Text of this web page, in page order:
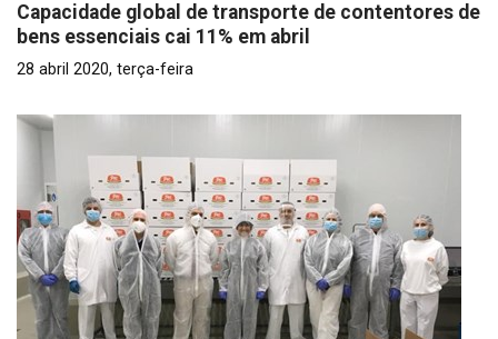
Capacidade global de transporte de contentores de
bens essenciais cai 11% em abril
28 abril 2020, terça-feira